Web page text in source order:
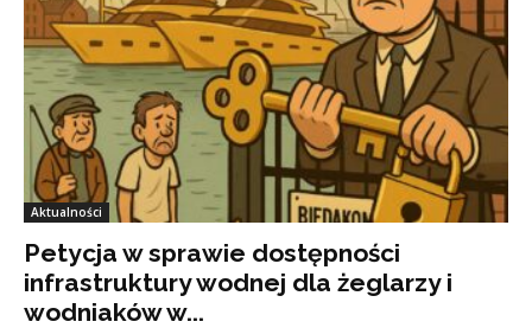
Aktualności
Petycja w sprawie dostępności
infrastruktury wodnej dla żeglarzy i
wodniaków w...